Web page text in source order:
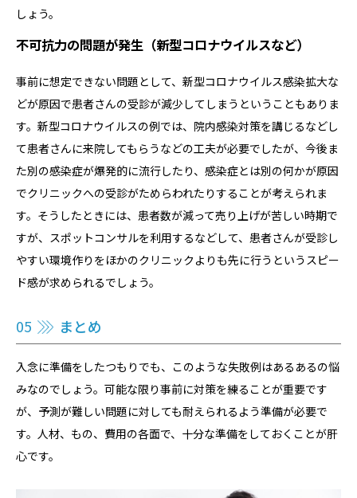
しょう。
不可抗力の問題が発生（新型コロナウイルスなど）
事前に想定できない問題として、新型コロナウイルス感染拡大な
どが原因で患者さんの受診が減少してしまうということもありま
す。新型コロナウイルスの例では、院内感染対策を講じるなどし
て患者さんに来院してもらうなどの工夫が必要でしたが、今後ま
た別の感染症が爆発的に流行したり、感染症とは別の何かが原因
でクリニックへの受診がためらわれたりすることが考えられま
す。そうしたときには、患者数が減って売り上げが苦しい時期で
すが、スポットコンサルを利用するなどして、患者さんが受診し
やすい環境作りをほかのクリニックよりも先に行うというスピー
ド感が求められるでしょう。
05 まとめ
入念に準備をしたつもりでも、このような失敗例はあるあるの悩
みなのでしょう。可能な限り事前に対策を練ることが重要です
が、予測が難しい問題に対しても耐えられるよう準備が必要で
す。人材、もの、費用の各面で、十分な準備をしておくことが肝
心です。